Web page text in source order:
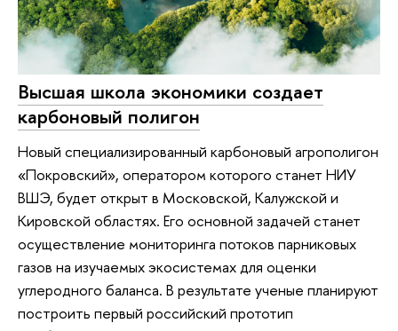
Высшая школа экономики создает
карбоновый полигон
Новый специализированный карбоновый агрополигон
«Покровский», оператором которого станет НИУ
ВШЭ, будет открыт в Московской, Калужской и
Кировской областях. Его основной задачей станет
осуществление мониторинга потоков парниковых
газов на изучаемых экосистемах для оценки
углеродного баланса. В результате ученые планируют
построить первый российский прототип